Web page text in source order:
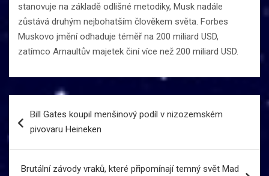
stanovuje na základě odlišné metodiky, Musk nadále
zůstává druhým nejbohatším člověkem světa. Forbes
Muskovo jmění odhaduje téměř na 200 miliard USD,
zatímco Arnaultův majetek činí více než 200 miliard USD.
pro
příspěvek
Bill Gates koupil menšinový podíl v nizozemském
pivovaru Heineken
Brutální závody vraků, které připomínají temný svět Mad